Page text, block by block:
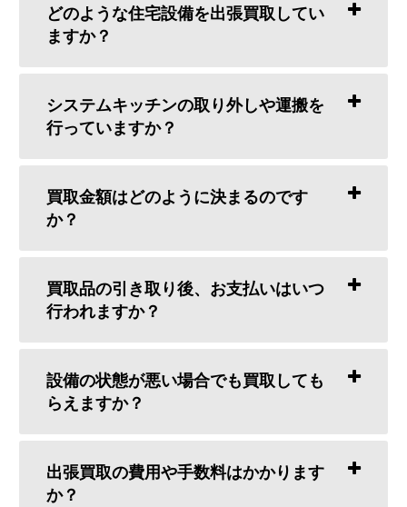
どのような住宅設備を出張買取してい
ますか？
システムキッチンの取り外しや運搬を
行っていますか？
買取金額はどのように決まるのです
か？
買取品の引き取り後、お支払いはいつ
行われますか？
設備の状態が悪い場合でも買取しても
らえますか？
出張買取の費用や手数料はかかります
か？